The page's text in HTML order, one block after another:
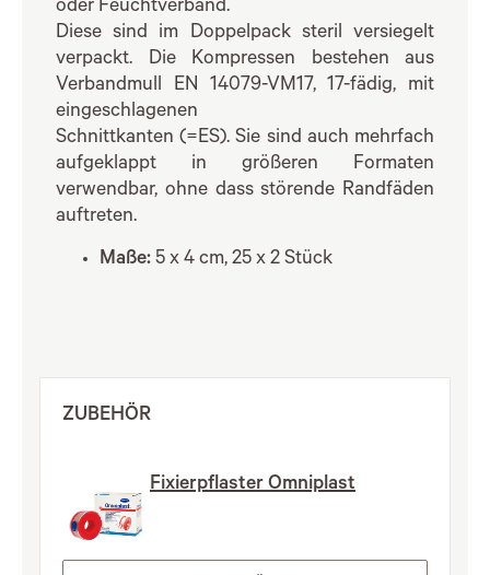
oder Feuchtverband.
Diese sind im Doppelpack steril versiegelt
verpackt. Die Kompressen bestehen aus
Verbandmull EN 14079-VM17, 17-fädig, mit
eingeschlagenen
Schnittkanten (=ES). Sie sind auch mehrfach
aufgeklappt in größeren Formaten
verwendbar, ohne dass störende Randfäden
auftreten.
Maße: 5 x 4 cm, 25 x 2 Stück
ZUBEHÖR
Fixierpflaster Omniplast